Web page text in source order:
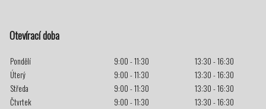
Otevírací doba
Pondělí 9:00 - 11:30
13:30 - 16:30
Úterý
9:00 - 11:30
13:30 - 16:30
Středa
9:00 - 11:30
13:30 - 16:30
Čtvrtek
9:00 - 11:30
13:30 - 16:30